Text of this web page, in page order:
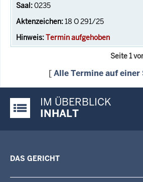
0235
18 O 291/25
Termin aufgehoben
Seite 1
[Alle Termine auf
Justiz-Portal im Überblick:
IM ÜBERBLICK
INHALT
DAS GERICHT